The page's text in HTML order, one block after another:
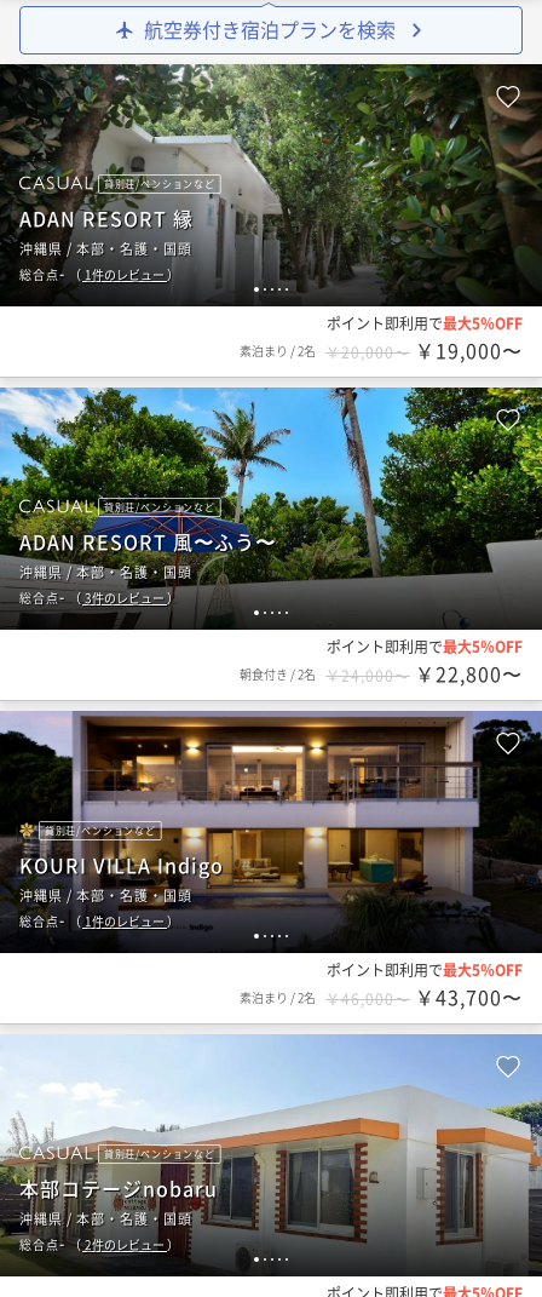
航空券付き宿泊プランを検索
1 2 3 4 5
貸別荘/ペンションなど
ADAN RESORT 縁
沖縄県 / 本部・名護・国頭
総合点- （ 1件のレビュー）
ポイント即利用で最大5％OFF
素泊まり /2名 ￥20,000〜 ￥19,000〜
1 2 3 4 5
貸別荘/ペンションなど
ADAN RESORT 風〜ふう〜
沖縄県 / 本部・名護・国頭
総合点-（3件のレビュー）
ポイント即利用で最大5％OFF
朝食付き /2名 ￥24,000〜 ￥22,800〜
1 2 34 5
貸別荘/ペンションなど
KOURI VILLA Indigo
沖縄県 / 本部・名護・国頭
総合点- （ 1件のレビュー）
ポイント即利用で最大5％OFF
素泊まり /2名 ￥46,000〜 ￥43,700〜
1 2 3 4 5
貸別荘/ペンションなど
本部コテージnobaru
沖縄県 / 本部・名護・国頭
総合点-（2件のレビュー ）
ポイント即利用で最大5％OFF